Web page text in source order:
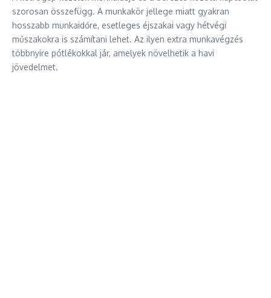
szorosan összefügg. A munkakör jellege miatt gyakran
hosszabb munkaidőre, esetleges éjszakai vagy hétvégi
műszakokra is számítani lehet. Az ilyen extra munkavégzés
többnyire pótlékokkal jár, amelyek növelhetik a havi
jövedelmet.